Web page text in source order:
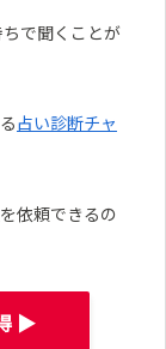
で聞くことが
占い診断チャ
依頼できるの
▶︎